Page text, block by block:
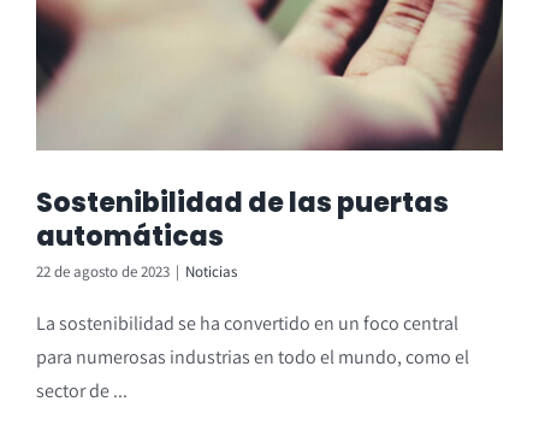
Sostenibilidad de las puertas
automáticas
22 de agosto de 2023 | Noticias
La sostenibilidad se ha convertido en un foco central
para numerosas industrias en todo el mundo, como el
sector de ...